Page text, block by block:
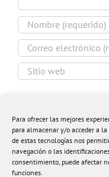
Para ofrecer las mejores
para almacenar y/o acceder a
de estas tecnologías nos
navegación o las
consentimiento, puede afectar
funciones.
navegador para la